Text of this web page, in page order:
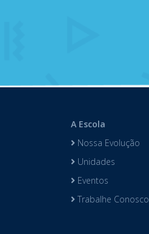
A Escola
Nossa Evolução
Unidades
Eventos
Trabalhe Conosco